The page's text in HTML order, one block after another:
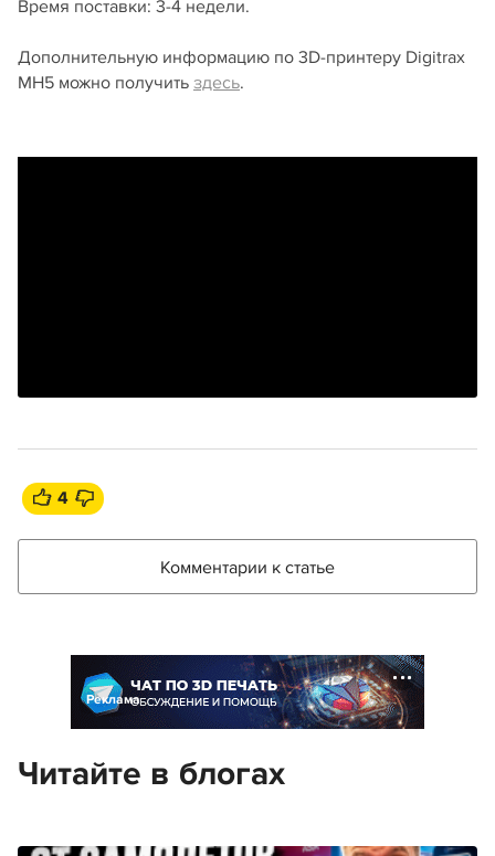
Время поставки: 3-4 недели.
Дополнительную информацию по 3D-принтеру Digitrax
MH5 можно получить здесь.
4
Комментарии к статье
Реклама
Читайте в блогах